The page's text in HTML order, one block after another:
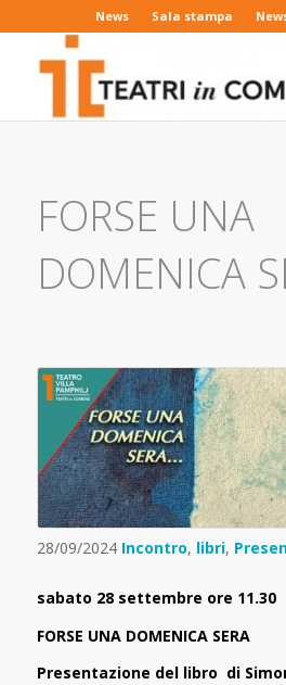
News Sala stampa
FORSE UNA
DOMENICA
28/09/2024 Incontro, libri,
sabato 28 settembre ore 11.30
FORSE UNA DOMENICA SERA
Presentazione del libro di